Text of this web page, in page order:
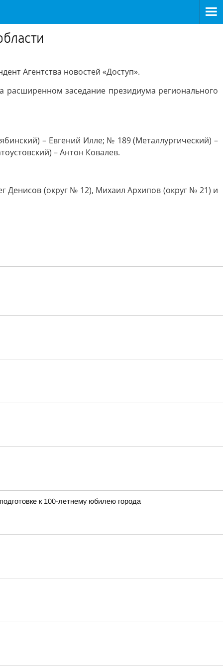
Агентства новостей «Доступ».
расширенном заседание президиума регионального
– Евгений Илле; № 189 (Металлургический) –
– Антон Ковалев.
Денисов (округ № 12), Михаил Архипов (округ № 21) и
к 100-летнему юбилею города